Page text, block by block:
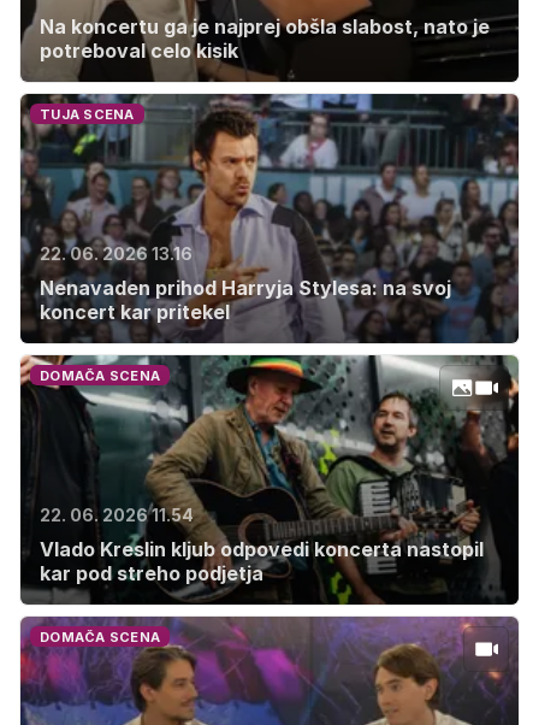
Na koncertu ga je najprej obšla slabost, nato je
potreboval celo kisik
TUJA SCENA
22. 06. 2026 13.16
Nenavaden prihod Harryja Stylesa: na svoj
koncert kar pritekel
DOMAČA SCENA
22. 06. 2026 11.54
Vlado Kreslin kljub odpovedi koncerta nastopil
kar pod streho podjetja
DOMAČA SCENA